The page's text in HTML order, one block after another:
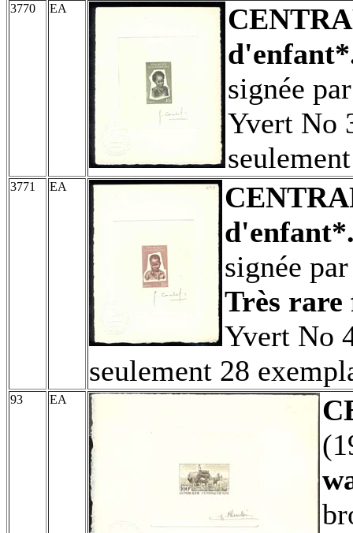
3770 EA
signée
Yvert No
3771 EA
signée
Très rare
Yvert No
seulement 28
93 EA